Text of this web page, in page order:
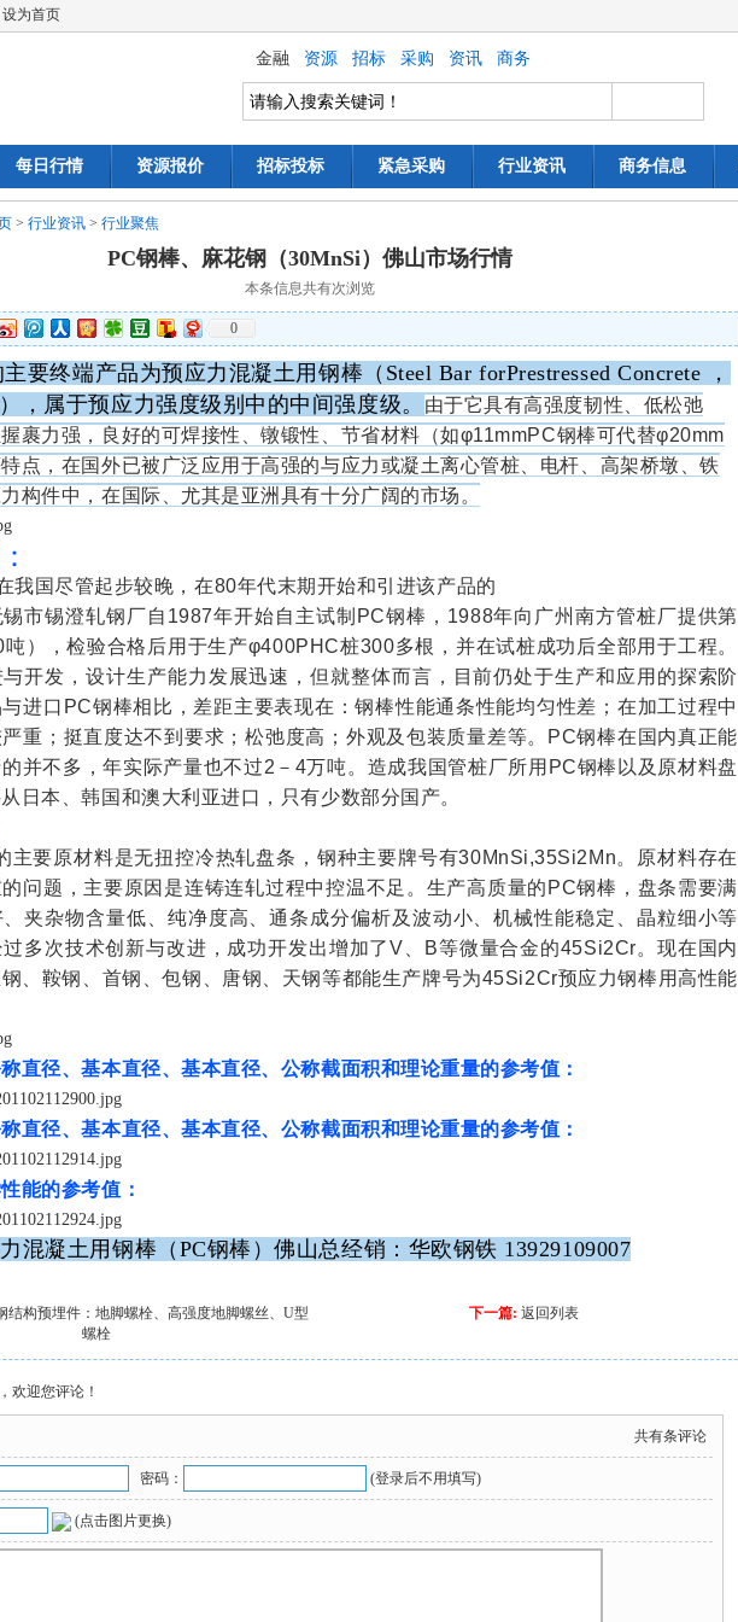
设为首页
金融 资源 招标 采购 资讯 商务
每日行情 资源报价 招标投标 紧急采购 行业资讯 商务信息
> 行业资讯 > 行业聚焦
PC钢棒、麻花钢（30MnSi）佛山市场行情
本条信息共有次浏览
0
要终端产品为预应力混凝土用钢棒（Steel Bar forPrestressed Concrete ，
，属于预应力强度级别中的中间强度级。
由于它具有高强度韧性、低松弛
裹力强，良好的可焊接性、镦锻性、节省材料（如φ11mmPC钢棒可代替φ20mm
点，在国外已被广泛应用于高强的与应力或凝土离心管桩、电杆、高架桥墩、铁
构件中，在国际、尤其是亚洲具有十分广阔的市场。
国尽管起步较晚，在80年代末期开始和引进该产品的
市锡澄轧钢厂自1987年开始自主试制PC钢棒，1988年向广州南方管桩厂提供第
），检验合格后用于生产φ400PHC桩300多根，并在试桩成功后全部用于工程。
开发，设计生产能力发展迅速，但就整体而言，目前仍处于生产和应用的探索阶
进口PC钢棒相比，差距主要表现在：钢棒性能通条性能均匀性差；在加工过程中
重；挺直度达不到要求；松弛度高；外观及包装质量差等。PC钢棒在国内真正能
并不多，年实际产量也不过2－4万吨。造成我国管桩厂所用PC钢棒以及原材料盘
日本、韩国和澳大利亚进口，只有少数部分国产。
原材料是无扭控冷热轧盘条，钢种主要牌号有30MnSi,35Si2Mn。原材料存在
问题，主要原因是连铸连轧过程中控温不足。生产高质量的PC钢棒，盘条需要满
、夹杂物含量低、纯净度高、通条成分偏析及波动小、机械性能稳定、晶粒细小等
多次技术创新与改进，成功开发出增加了V、B等微量合金的45Si2Cr。现在国内
、鞍钢、首钢、包钢、唐钢、天钢等都能生产牌号为45Si2Cr预应力钢棒用高性能
直径、基本直径、基本直径、公称截面积和理论重量的参考值：
直径、基本直径、基本直径、公称截面积和理论重量的参考值：
能的参考值：
混凝土用钢棒（PC钢棒）佛山总经销：华欧钢铁 13929109007
结构预埋件：地脚螺栓、高强度地脚螺丝、U型
螺栓
下一篇: 返回列表
欢迎您评论！
共有条评论
密码： (登录后不用填写)
(点击图片更换)